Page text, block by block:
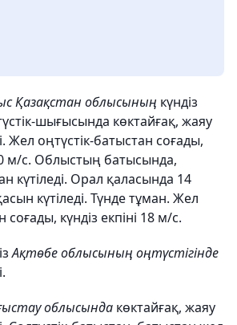
Қазақстан облысының күндіз
шығысында көктайғақ, жаяу
Жел оңтүстік-батыстан соғады,
м/с. Облыстың батысында,
күтіледі. Орал қаласында 14
күтіледі. Түнде тұман. Жел
соғады, күндіз екпіні 18 м/с.
Ақтөбе облысының оңтүстігінде
облысында көктайғақ, жаяу